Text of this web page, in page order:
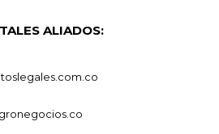
ALIADOS: